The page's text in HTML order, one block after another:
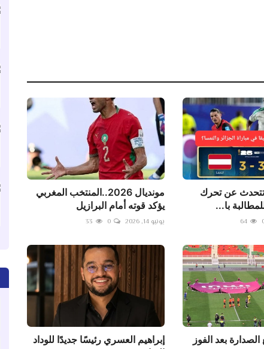
تتحدث عن تحرك
با...
64
مونديال 2026..المنتخب المغربي
يؤكد قوته أمام البرازيل
يونيو 14, 2026 0
33
بعد الفوز
إبراهيم العسري رئيسًا جديدًا للوداد